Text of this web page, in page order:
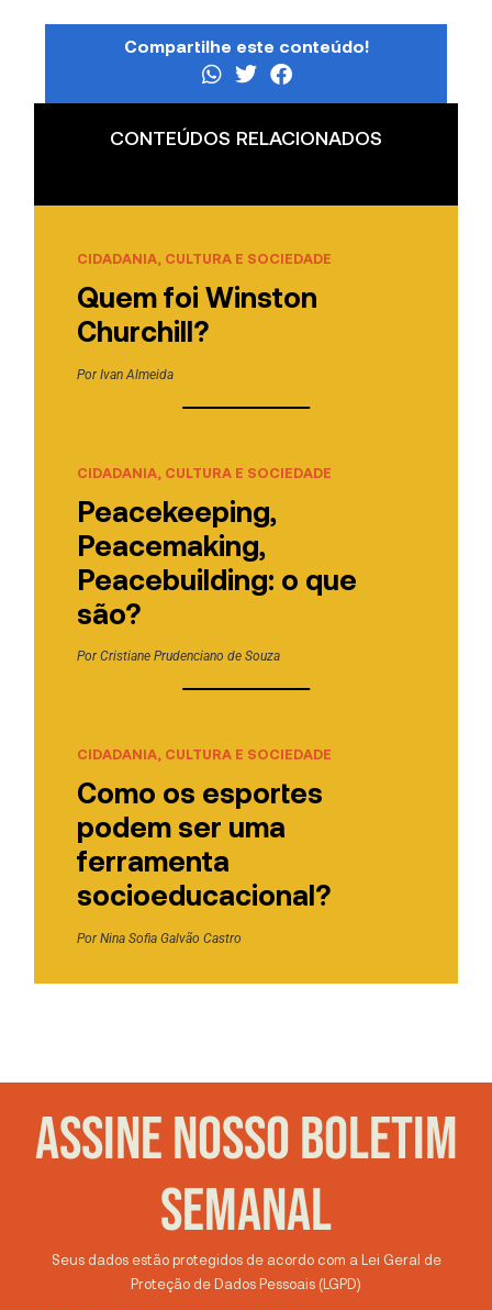
Compartilhe este conteúdo!
CONTEÚDOS RELACIONADOS
CIDADANIA, CULTURA E SOCIEDADE
Quem foi Winston
Churchill?
PorIvan Almeida
CIDADANIA, CULTURA E SOCIEDADE
Peacekeeping,
Peacemaking,
Peacebuilding: o que
são?
PorCristiane Prudenciano de Souza
CIDADANIA, CULTURA E SOCIEDADE
Como os esportes
podem ser uma
ferramenta
socioeducacional?
PorNina Sofia Galvão Castro
ASSINE NOSSO BOLETIM
SEMANAL
Seus dados estão protegidos de acordo com a Lei Geral de
Proteção de Dados Pessoais (LGPD)